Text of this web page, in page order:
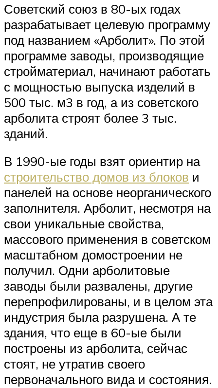
Советский союз в 80-ых годах
разрабатывает целевую программу
под названием «Арболит». По этой
программе заводы, производящие
стройматериал, начинают работать
с мощностью выпуска изделий в
500 тыс. м3 в год, а из советского
арболита строят более 3 тыс.
зданий.
В 1990-ые годы взят ориентир на
строительство домов из блоков и
панелей на основе неорганического
заполнителя. Арболит, несмотря на
свои уникальные свойства,
массового применения в советском
масштабном домостроении не
получил. Одни арболитовые
заводы были развалены, другие
перепрофилированы, и в целом эта
индустрия была разрушена. А те
здания, что еще в 60-ые были
построены из арболита, сейчас
стоят, не утратив своего
первоначального вида и состояния.